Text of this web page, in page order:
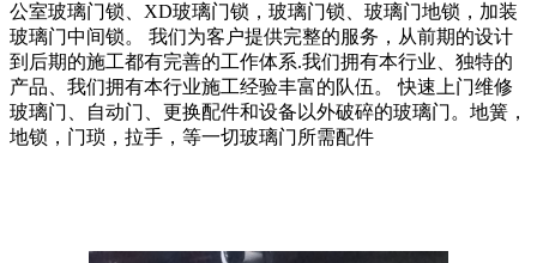
公室玻璃门锁、XD玻璃门锁，玻璃门锁、玻璃门地锁，加装
玻璃门中间锁。 我们为客户提供完整的服务，从前期的设计
到后期的施工都有完善的工作体系.我们拥有本行业、独特的
产品、我们拥有本行业施工经验丰富的队伍。 快速上门维修
玻璃门、自动门、更换配件和设备以外破碎的玻璃门。地簧，
地锁，门琐，拉手，等一切玻璃门所需配件